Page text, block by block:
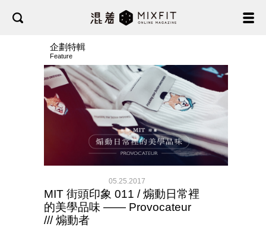
企劃特輯
Feature
05.25.2017
MIT 街頭印象 011 / 煽動日常裡
的美學品味 —— Provocateur
/// 煽動者